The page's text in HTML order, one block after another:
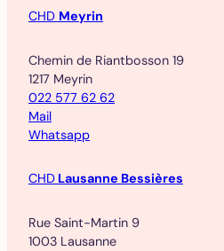
CHD Meyrin
Chemin de Riantbosson 19
1217 Meyrin
022 577 62 62
Mail
Whatsapp
CHD Lausanne Bessières
Rue Saint-Martin 9
1003 Lausanne